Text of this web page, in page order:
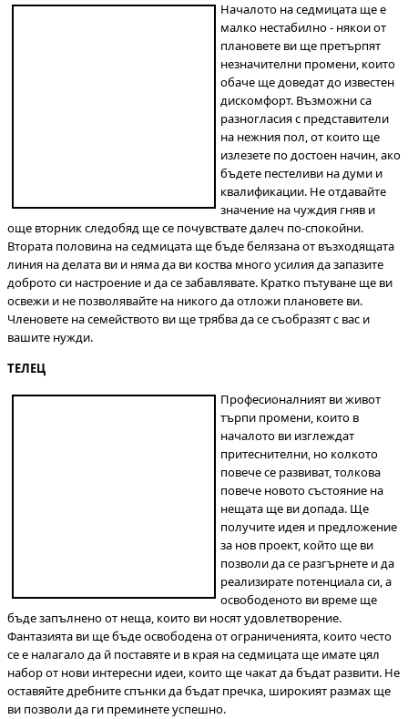
Началото на седмицата ще е
малко нестабилно - някои от
плановете ви ще претърпят
незначителни промени, които
обаче ще доведат до известен
дискомфорт. Възможни са
разногласия с представители
на нежния пол, от които ще
излезете по достоен начин, ако
бъдете пестеливи на думи и
квалификации. Не отдавайте
значение на чуждия гняв и
още вторник следобяд ще се почувствате далеч по-спокойни.
Втората половина на седмицата ще бъде белязана от възходящата
линия на делата ви и няма да ви коства много усилия да запазите
доброто си настроение и да се забавлявате. Кратко пътуване ще ви
освежи и не позволявайте на никого да отложи плановете ви.
Членовете на семейството ви ще трябва да се съобразят с вас и
вашите нужди.
ТЕЛЕЦ
Професионалният ви живот
търпи промени, които в
началото ви изглеждат
притеснителни, но колкото
повече се развиват, толкова
повече новото състояние на
нещата ще ви допада. Ще
получите идея и предложение
за нов проект, който ще ви
позволи да се разгърнете и да
реализирате потенциала си, а
освободеното ви време ще
бъде запълнено от неща, които ви носят удовлетворение.
Фантазията ви ще бъде освободена от ограниченията, които често
се е налагало да й поставяте и в края на седмицата ще имате цял
набор от нови интересни идеи, които ще чакат да бъдат развити. Не
оставяйте дребните спънки да бъдат пречка, широкият размах ще
ви позволи да ги преминете успешно.